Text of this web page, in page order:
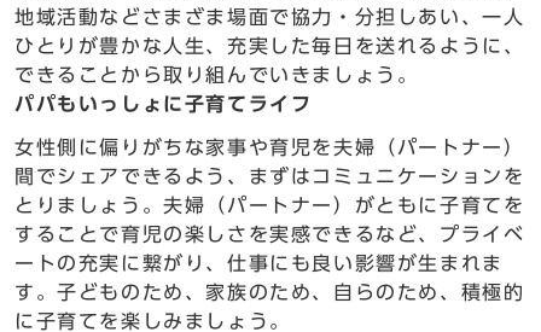
地域活動などさまざま場面で協力・分担しあい、一人
ひとりが豊かな人生、充実した毎日を送れるように、
できることから取り組んでいきましょう。
パパもいっしょに子育てライフ
女性側に偏りがちな家事や育児を夫婦（パートナー）
間でシェアできるよう、まずはコミュニケーションを
とりましょう。夫婦（パートナー）がともに子育てを
することで育児の楽しさを実感できるなど、プライベ
ートの充実に繋がり、仕事にも良い影響が生まれま
す。子どものため、家族のため、自らのため、積極的
に子育てを楽しみましょう。